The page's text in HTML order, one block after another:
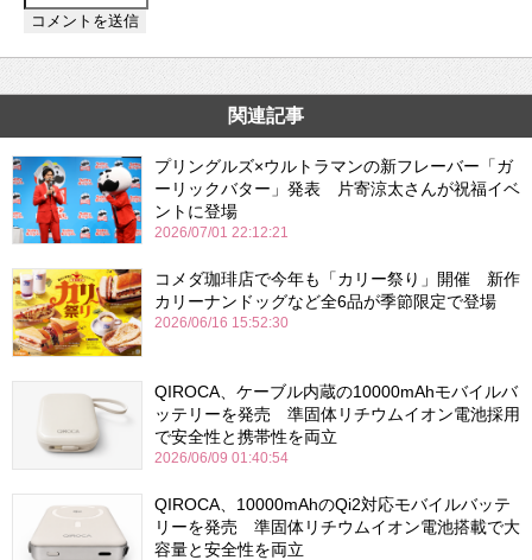
関連記事
プリングルズ×ウルトラマンの新フレーバー「ガ
ーリックバター」発表 片寄涼太さんが祝福イベ
ントに登場
2026/07/01 22:12:21
コメダ珈琲店で今年も「カリー祭り」開催 新作
カリーナンドッグなど全6品が季節限定で登場
2026/06/16 15:52:30
QIROCA、ケーブル内蔵の10000mAhモバイルバ
ッテリーを発売 準固体リチウムイオン電池採用
で安全性と携帯性を両立
2026/06/09 01:40:54
QIROCA、10000mAhのQi2対応モバイルバッテ
リーを発売 準固体リチウムイオン電池搭載で大
容量と安全性を両立